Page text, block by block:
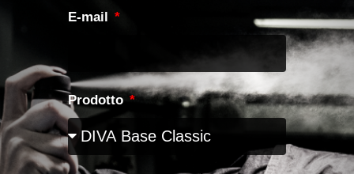
E-mail
Prodotto